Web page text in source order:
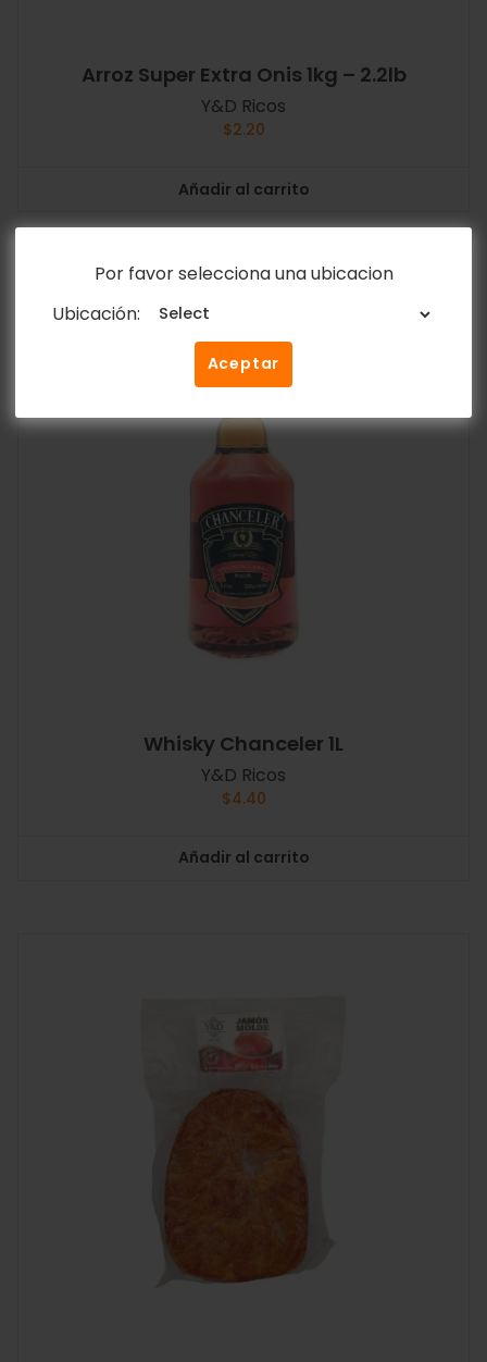
Por favor selecciona una ubicacion
Ubicación:
Aceptar
Arroz Super Extra Onis 1kg – 2.2lb
Y&D Ricos
$2.20
Añadir al carrito
Whisky Chanceler 1L
Y&D Ricos
$4.40
Añadir al carrito